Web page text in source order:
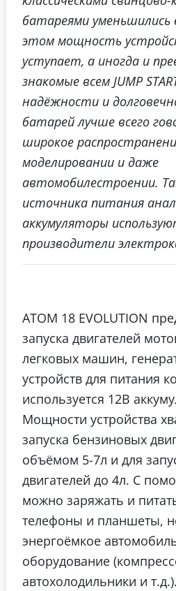
батареями уменьшились
этом мощность
уступает, а иногда и
знакомые всем JUMP
надёжности и
батарей лучше всего
широкое
моделировании и даже
автомобилестроении.
источника питания
аккумуляторы
производители
ATOM 18 EVOLUTION
запуска двигателей
легковых машин,
устройств для питания
используется 12В
Мощности устройства
запуска бензиновых
объёмом 5-7л и для
двигателей до 4л. С
можно заряжать и
телефоны и планшеты,
энергоёмкое
оборудование
автохолодильники и